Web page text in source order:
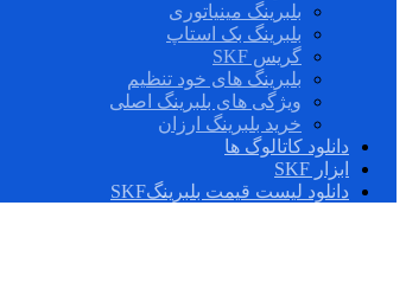
بلبرینگ مینیاتوری
بلبرینگ بک استاپ
گریس SKF
بلبرینگ های خود تنظیم
ویژگی های بلبرینگ اصلی
خرید بلبرینگ ارزان
دانلود کاتالوگ ها
ابزار SKF
دانلود لیست قیمت بلبرینگSKF